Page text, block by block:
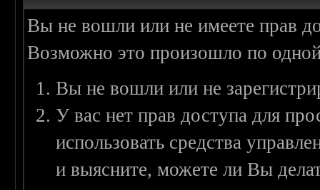
Вы не вошли или не имеете прав
Возможно это произошло по
Вы не вошли или не
У вас нет прав доступа для
использовать средства
и выясните, можете ли Вы